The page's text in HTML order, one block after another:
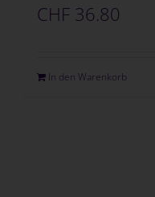
CHF 36.80
In den Warenkorb